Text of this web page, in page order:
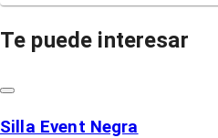
Te puede interesar
Silla Event Negra